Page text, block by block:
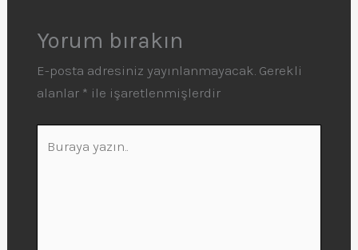
Yorum bırakın
E-posta adresiniz yayınlanmayacak. Gerekli
alanlar * ile işaretlenmişlerdir